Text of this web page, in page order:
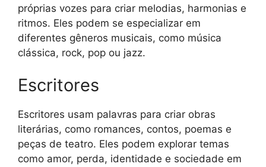
próprias vozes para criar melodias, harmonias e
ritmos. Eles podem se especializar em
diferentes gêneros musicais, como música
clássica, rock, pop ou jazz.
Escritores
Escritores usam palavras para criar obras
literárias, como romances, contos, poemas e
peças de teatro. Eles podem explorar temas
como amor, perda, identidade e sociedade em